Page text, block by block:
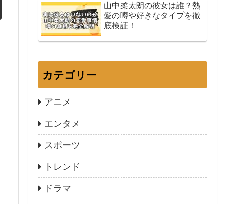
山中柔太朗の彼女は誰？熱
愛の噂や好きなタイプを徹
底検証！
カテゴリー
アニメ
エンタメ
スポーツ
トレンド
ドラマ